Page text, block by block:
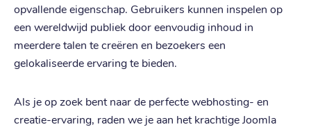
opvallende eigenschap. Gebruikers kunnen inspelen op
een wereldwijd publiek door eenvoudig inhoud in
meerdere talen te creëren en bezoekers een
gelokaliseerde ervaring te bieden.
Als je op zoek bent naar de perfecte webhosting- en
creatie-ervaring, raden we je aan het krachtige Joomla